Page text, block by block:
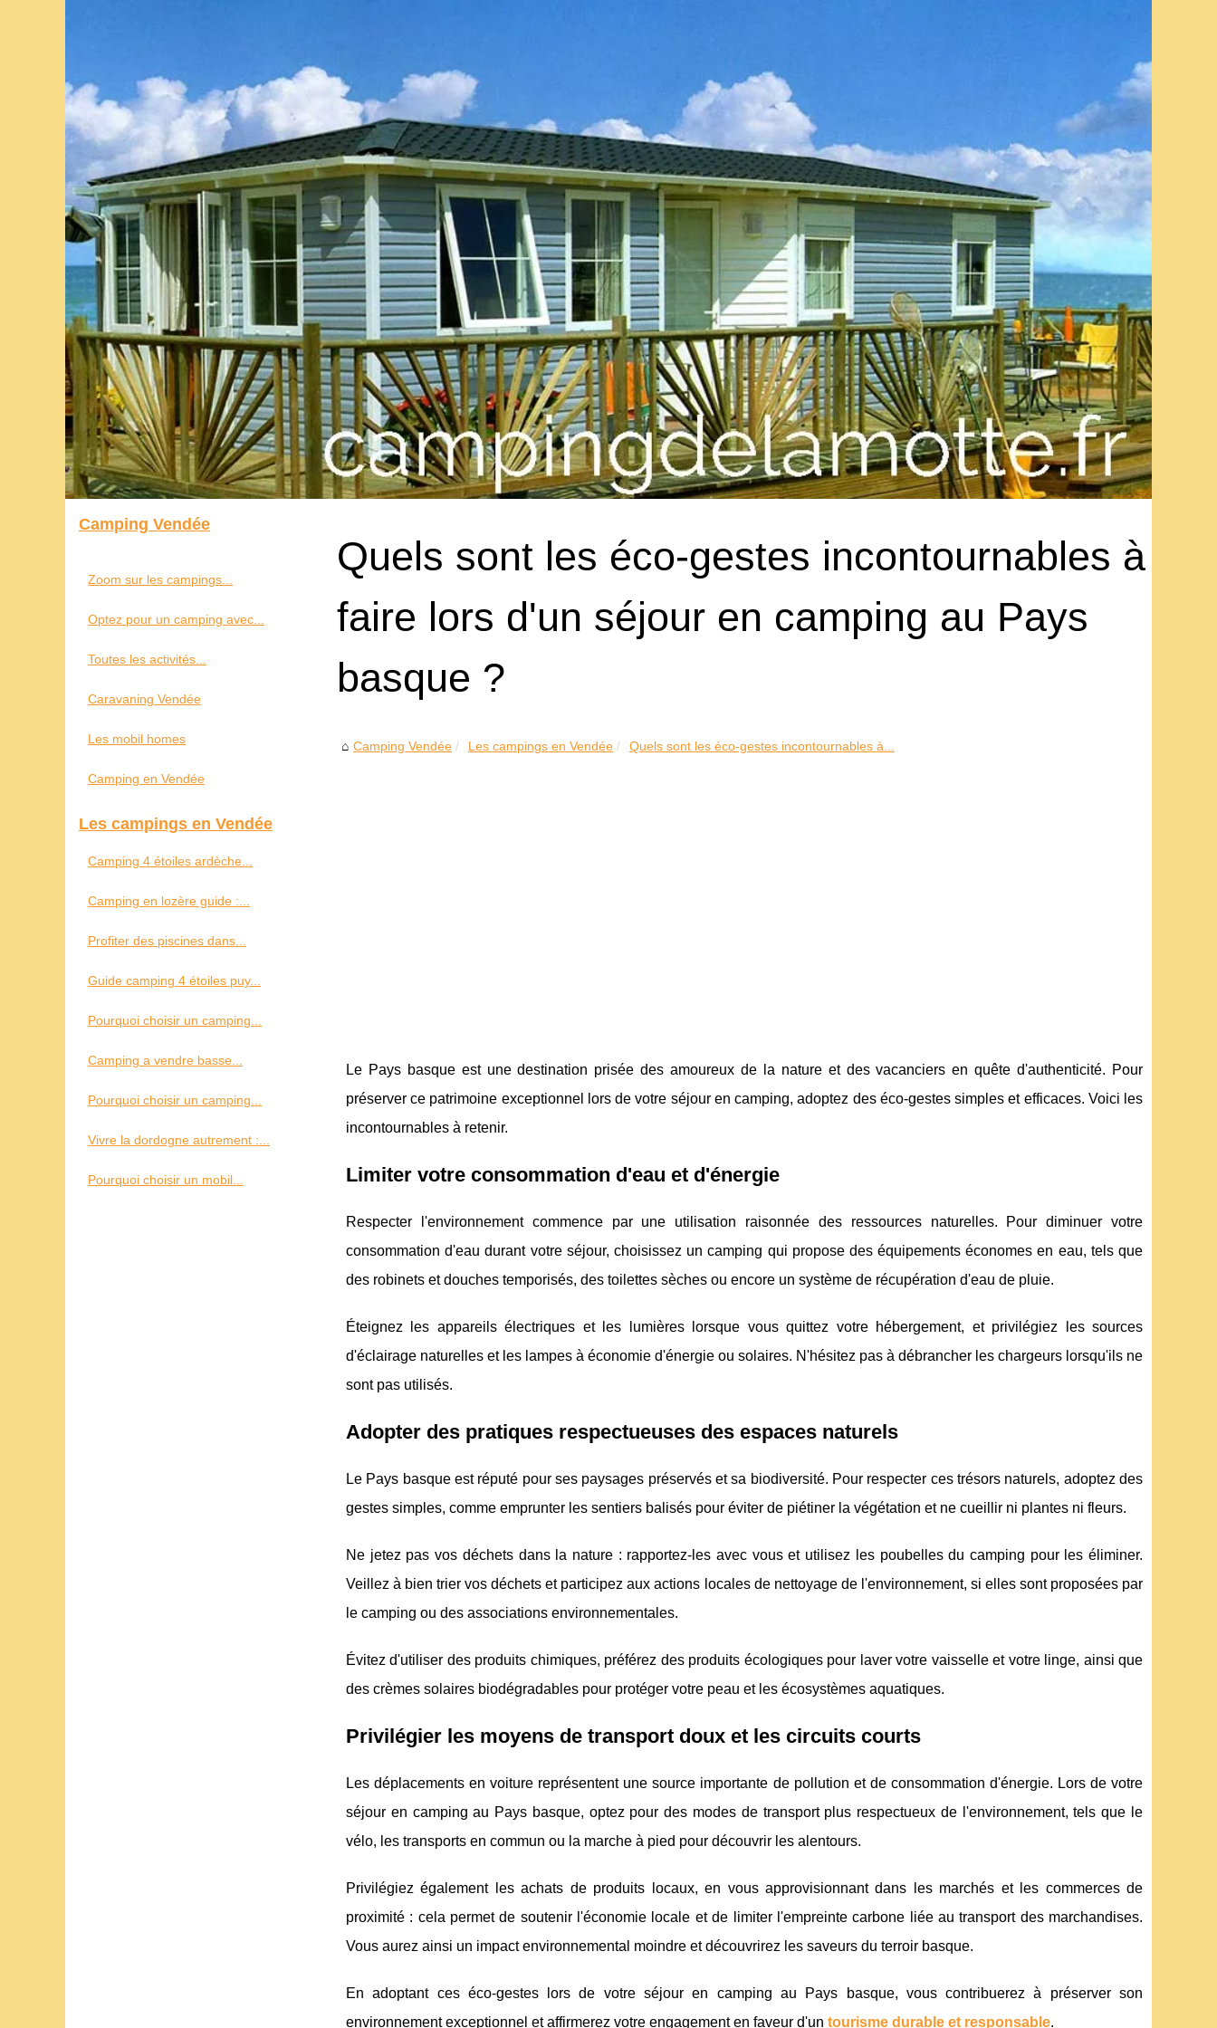
Quels sont les éco-gestes incontournables à
faire lors d'un séjour en camping au Pays
basque ?
Camping Vendée Les campings en Vendée Quels sont les éco-gestes incontournables à...
Le Pays basque est une destination prisée des amoureux de la nature et des vacanciers en quête d'authenticité. Pour
préserver ce patrimoine exceptionnel lors de votre séjour en camping, adoptez des éco-gestes simples et efficaces. Voici les
incontournables à retenir.
Limiter votre consommation d'eau et d'énergie
Respecter l'environnement commence par une utilisation raisonnée des ressources naturelles. Pour diminuer votre
consommation d'eau durant votre séjour, choisissez un camping qui propose des équipements économes en eau, tels que
des robinets et douches temporisés, des toilettes sèches ou encore un système de récupération d'eau de pluie.
Éteignez les appareils électriques et les lumières lorsque vous quittez votre hébergement, et privilégiez les sources
d'éclairage naturelles et les lampes à économie d'énergie ou solaires. N'hésitez pas à débrancher les chargeurs lorsqu'ils ne
sont pas utilisés.
Adopter des pratiques respectueuses des espaces naturels
Le Pays basque est réputé pour ses paysages préservés et sa biodiversité. Pour respecter ces trésors naturels, adoptez des
gestes simples, comme emprunter les sentiers balisés pour éviter de piétiner la végétation et ne cueillir ni plantes ni fleurs.
Ne jetez pas vos déchets dans la nature : rapportez-les avec vous et utilisez les poubelles du camping pour les éliminer.
Veillez à bien trier vos déchets et participez aux actions locales de nettoyage de l'environnement, si elles sont proposées par
le camping ou des associations environnementales.
Évitez d'utiliser des produits chimiques, préférez des produits écologiques pour laver votre vaisselle et votre linge, ainsi que
des crèmes solaires biodégradables pour protéger votre peau et les écosystèmes aquatiques.
Privilégier les moyens de transport doux et les circuits courts
Les déplacements en voiture représentent une source importante de pollution et de consommation d'énergie. Lors de votre
séjour en camping au Pays basque, optez pour des modes de transport plus respectueux de l'environnement, tels que le
vélo, les transports en commun ou la marche à pied pour découvrir les alentours.
Privilégiez également les achats de produits locaux, en vous approvisionnant dans les marchés et les commerces de
proximité : cela permet de soutenir l'économie locale et de limiter l'empreinte carbone liée au transport des marchandises.
Vous aurez ainsi un impact environnemental moindre et découvrirez les saveurs du terroir basque.
En adoptant ces éco-gestes lors de votre séjour en camping au Pays basque, vous contribuerez à préserver son
environnement exceptionnel et affirmerez votre engagement en faveur d'un tourisme durable et responsable.
Camping Vendée
Zoom sur les campings...
Optez pour un camping avec...
Toutes les activités...
Caravaning Vendée
Les mobil homes
Camping en Vendée
Les campings en Vendée
Camping 4 étoiles ardèche...
Camping en lozère guide :...
Profiter des piscines dans...
Guide camping 4 étoiles puy...
Pourquoi choisir un camping...
Camping a vendre basse...
Pourquoi choisir un camping...
Vivre la dordogne autrement :...
Pourquoi choisir un mobil...